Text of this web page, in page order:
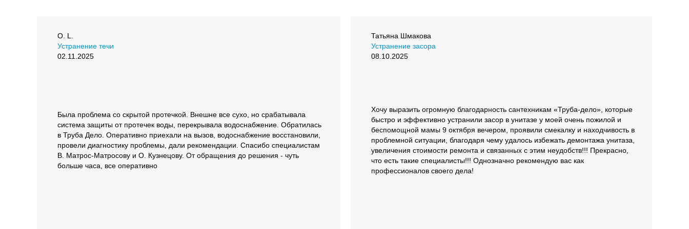
О. L.
Устранение течи
02.11.2025
Была проблема со скрытой протечкой. Внешне все сухо, но срабатывала
система защиты от протечек воды, перекрывала водоснабжение. Обратилась
в Труба Дело. Оперативно приехали на вызов, водоснабжение восстановили,
провели диагностику проблемы, дали рекомендации. Спасибо специалистам
В. Матрос-Матросову и О. Кузнецову. От обращения до решения - чуть
больше часа, все оперативно
Татьяна Шмакова
Устранение засора
08.10.2025
Хочу выразить огромную благодарность сантехникам «Труба-дело», которые
быстро и эффективно устранили засор в унитазе у моей очень пожилой и
беспомощной мамы 9 октября вечером, проявили смекалку и находчивость в
проблемной ситуации, благодаря чему удалось избежать демонтажа унитаза,
увеличения стоимости ремонта и связанных с этим неудобств!!! Прекрасно,
что есть такие специалисты!!! Однозначно рекомендую вас как
профессионалов своего дела!